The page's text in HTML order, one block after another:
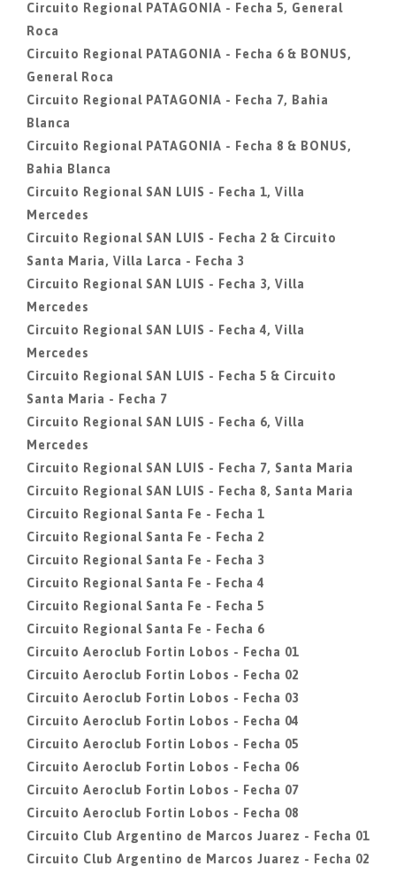
Circuito Regional PATAGONIA - Fecha 5, General
Roca
Circuito Regional PATAGONIA - Fecha 6 & BONUS,
General Roca
Circuito Regional PATAGONIA - Fecha 7, Bahia
Blanca
Circuito Regional PATAGONIA - Fecha 8 & BONUS,
Bahia Blanca
Circuito Regional SAN LUIS - Fecha 1, Villa
Mercedes
Circuito Regional SAN LUIS - Fecha 2 & Circuito
Santa Maria, Villa Larca - Fecha 3
Circuito Regional SAN LUIS - Fecha 3, Villa
Mercedes
Circuito Regional SAN LUIS - Fecha 4, Villa
Mercedes
Circuito Regional SAN LUIS - Fecha 5 & Circuito
Santa Maria - Fecha 7
Circuito Regional SAN LUIS - Fecha 6, Villa
Mercedes
Circuito Regional SAN LUIS - Fecha 7, Santa Maria
Circuito Regional SAN LUIS - Fecha 8, Santa Maria
Circuito Regional Santa Fe - Fecha 1
Circuito Regional Santa Fe - Fecha 2
Circuito Regional Santa Fe - Fecha 3
Circuito Regional Santa Fe - Fecha 4
Circuito Regional Santa Fe - Fecha 5
Circuito Regional Santa Fe - Fecha 6
Circuito Aeroclub Fortin Lobos - Fecha 01
Circuito Aeroclub Fortin Lobos - Fecha 02
Circuito Aeroclub Fortin Lobos - Fecha 03
Circuito Aeroclub Fortin Lobos - Fecha 04
Circuito Aeroclub Fortin Lobos - Fecha 05
Circuito Aeroclub Fortin Lobos - Fecha 06
Circuito Aeroclub Fortin Lobos - Fecha 07
Circuito Aeroclub Fortin Lobos - Fecha 08
Circuito Club Argentino de Marcos Juarez - Fecha 01
Circuito Club Argentino de Marcos Juarez - Fecha 02